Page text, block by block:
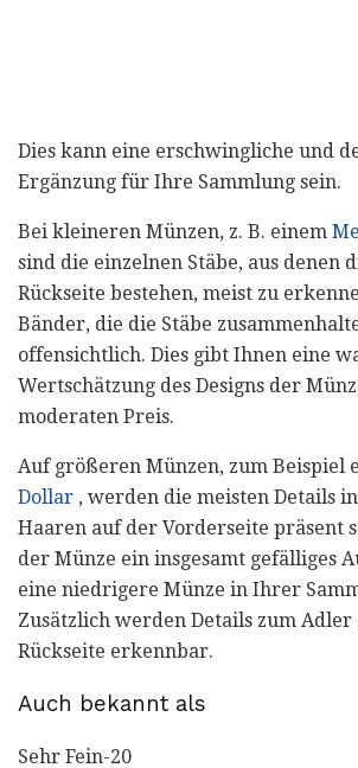
Dies kann eine erschwingliche und
Ergänzung für Ihre Sammlung sein.
Bei kleineren Münzen, z. B. einem
sind die einzelnen Stäbe, aus denen
Rückseite bestehen, meist zu
Bänder, die die Stäbe
offensichtlich. Dies gibt Ihnen eine
Wertschätzung des Designs der
moderaten Preis.
Auf größeren Münzen, zum Beispiel
Dollar , werden die meisten Details
Haaren auf der Vorderseite präsent
der Münze ein insgesamt gefälliges
eine niedrigere Münze in Ihrer
Zusätzlich werden Details zum
Rückseite erkennbar.
Auch bekannt als
Sehr Fein-20